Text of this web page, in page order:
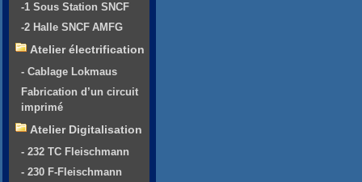
-1 Sous Station SNCF
-2 Halle SNCF AMFG
Atelier électrification
- Cablage Lokmaus
Fabrication d’un circuit
imprimé
Atelier Digitalisation
- 232 TC Fleischmann
- 230 F-Fleischmann